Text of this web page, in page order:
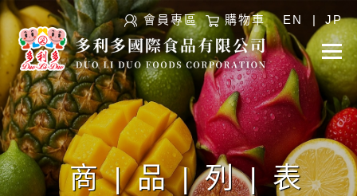
會員專區 購物車 EN JP
商|品|列|表